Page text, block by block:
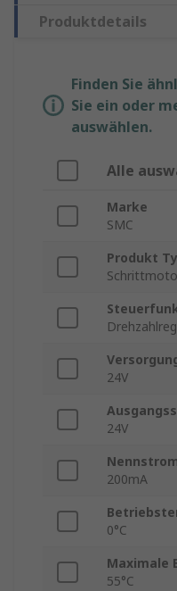
Produktdetails
Finden Sie
Sie ein oder
auswählen.
Alle
Marke
SMC
Produkt
24V
24V
200mA
0°C
Maximale
55°C